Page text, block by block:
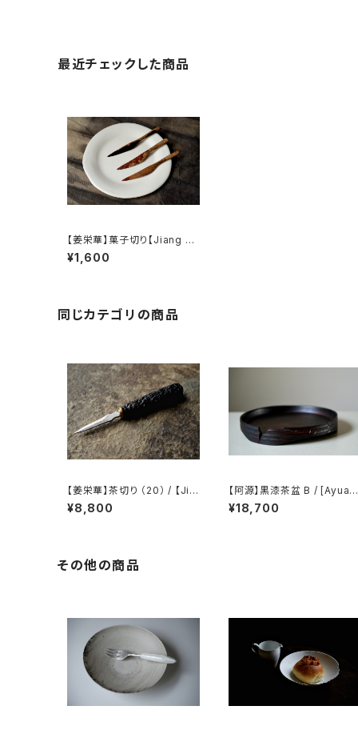
最近チェックした商品
【姜栄華】菓子切り【Jiang Ro
nghua】Dessert knife
¥1,600
同じカテゴリの商品
【姜栄華】茶切り （20） / 【Jia
ng Ronghua】Tea knife（2
0）
¥8,800
【阿源】黒漆茶盆 B /
Black Lacquer Tea Tray
B
¥18,700
その他の商品